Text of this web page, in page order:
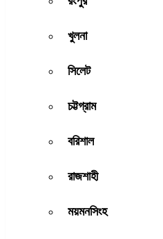
খুলনা
সিলেট
চট্টগ্রাম
বরিশাল
রাজশাহী
ময়মনসিংহ